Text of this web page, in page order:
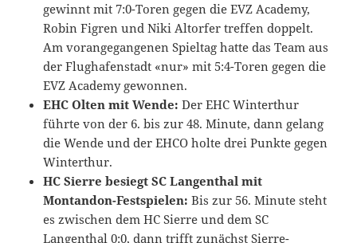
gewinnt mit 7:0-Toren gegen die EVZ Academy,
Robin Figren und Niki Altorfer treffen doppelt.
Am vorangegangenen Spieltag hatte das Team aus
der Flughafenstadt «nur» mit 5:4-Toren gegen die
EVZ Academy gewonnen.
EHC Olten mit Wende:Der EHC Winterthur
führte von der 6. bis zur 48. Minute, dann gelang
die Wende und der EHCO holte drei Punkte gegen
Winterthur.
HC Sierre besiegt SC Langenthal mit
Montandon-Festspielen: Bis zur 56. Minute steht
es zwischen dem HC Sierre und dem SC
Langenthal 0:0, dann trifft zunächst Sierre-